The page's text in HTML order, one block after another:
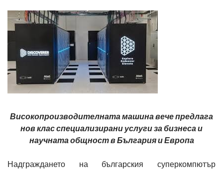
Високопроизводителната машина вече предлага
нов клас специализирани услуги за бизнеса и
научната общност в България и Европа
Надграждането на българския суперкомпютър